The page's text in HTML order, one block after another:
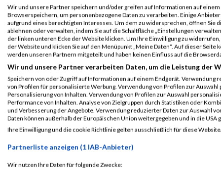
ALBUM B2RUN MÜNCHEN / 15.07.2026
Wir und unsere Partner speichern und/oder greifen auf Informationen auf einem
Browserspeichern, um personenbezogene Daten zu verarbeiten. Einige
aufgrund eines berechtigten Interesses. Um dem zu widersprechen, öffnen Sie
ablehnen oder verwalten, indem Sie auf die Schaltfläche „Einstellungen
der linken unteren Ecke der Website klicken. Um Ihre Einwilligung zu
der Website und klicken Sie auf den Menüpunkt „Meine Daten“. Auf dieser
werden unseren Partnern mitgeteilt und haben keinen Einfluss auf die
Wir und unsere Partner verarbeiten Daten, um die Leistung der
Speichern von oder Zugriff auf Informationen auf einem Endgerät. Verwendung
von Profilen für personalisierte Werbung. Verwendung von Profilen zur
Personalisierung von Inhalten. Verwendung von Profilen zur Auswahl
Performance von Inhalten. Analyse von Zielgruppen durch Statistiken oder
und Verbesserung der Angebote. Verwendung reduzierter Daten zur Auswahl
Daten können außerhalb der Europäischen Union weitergegeben und in die USA
Ihre Einwilligung und die cookie Richtlinie gelten ausschließlich für diese
Partnerliste anzeigen (1 IAB-Anbieter)
Wir nutzen Ihre Daten für folgende Zwecke: